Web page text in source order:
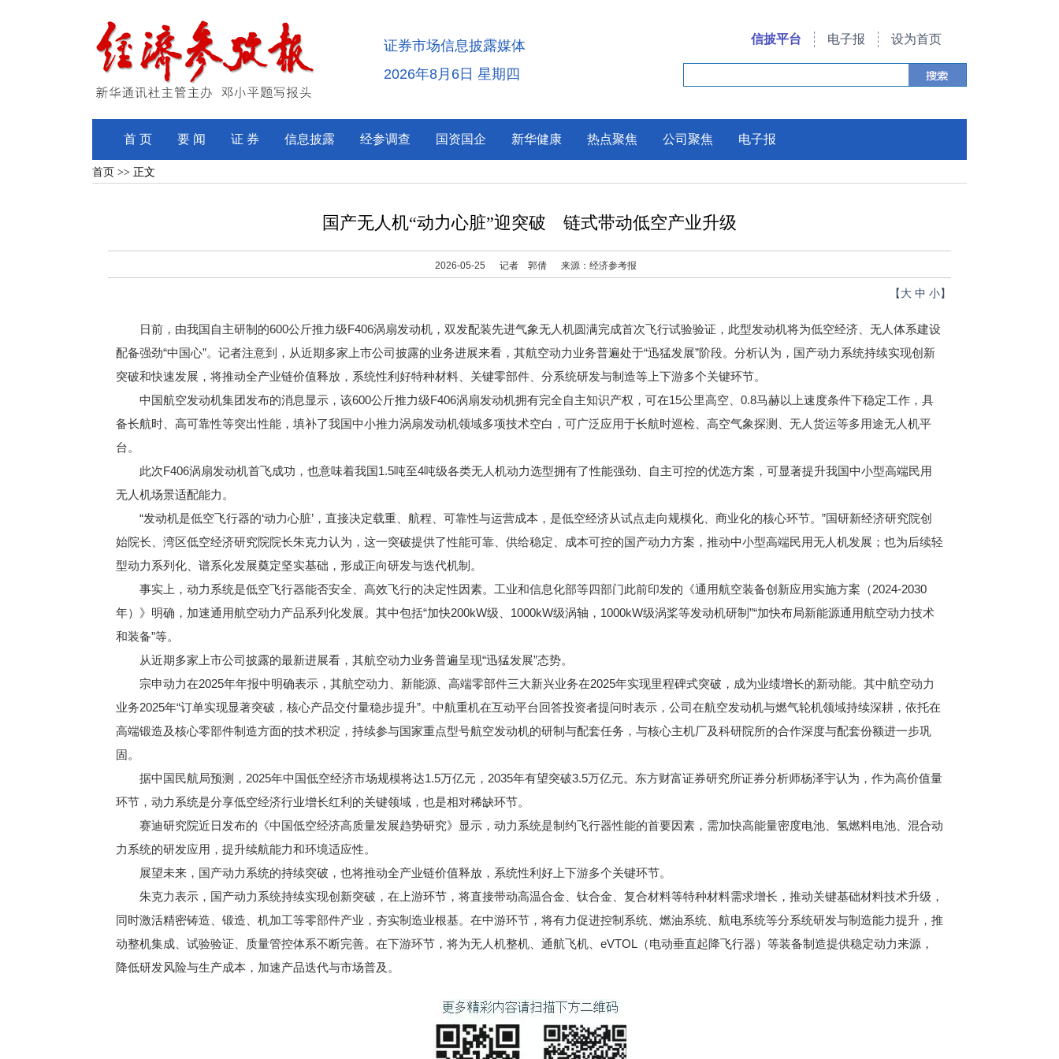
证券市场信息披露媒体
2026年8月6日 星期四
信披平台 电子报 设为首页
首 页 要 闻 证 券 信息披露 经参调查 国资国企 新华健康 热点聚焦 公司聚焦 电子报
首页 >> 正文
国产无人机“动力心脏”迎突破 链式带动低空产业升级
2026-05-25 记者 郭倩 来源：经济参考报
【 大 中 小】
日前，由我国自主研制的600公斤推力级F406涡扇发动机，双发配装先进气象无人机圆满完成首次飞行试验验证，此型发动机将为低空经济、无人体系建设
配备强劲“中国心”。记者注意到，从近期多家上市公司披露的业务进展来看，其航空动力业务普遍处于“迅猛发展”阶段。分析认为，国产动力系统持续实现创新
突破和快速发展，将推动全产业链价值释放，系统性利好特种材料、关键零部件、分系统研发与制造等上下游多个关键环节。
中国航空发动机集团发布的消息显示，该600公斤推力级F406涡扇发动机拥有完全自主知识产权，可在15公里高空、0.8马赫以上速度条件下稳定工作，具
备长航时、高可靠性等突出性能，填补了我国中小推力涡扇发动机领域多项技术空白，可广泛应用于长航时巡检、高空气象探测、无人货运等多用途无人机平
台。
此次F406涡扇发动机首飞成功，也意味着我国1.5吨至4吨级各类无人机动力选型拥有了性能强劲、自主可控的优选方案，可显著提升我国中小型高端民用
无人机场景适配能力。
“发动机是低空飞行器的‘动力心脏’，直接决定载重、航程、可靠性与运营成本，是低空经济从试点走向规模化、商业化的核心环节。”国研新经济研究院创
始院长、湾区低空经济研究院院长朱克力认为，这一突破提供了性能可靠、供给稳定、成本可控的国产动力方案，推动中小型高端民用无人机发展；也为后续轻
型动力系列化、谱系化发展奠定坚实基础，形成正向研发与迭代机制。
事实上，动力系统是低空飞行器能否安全、高效飞行的决定性因素。工业和信息化部等四部门此前印发的《通用航空装备创新应用实施方案（2024-2030
年）》明确，加速通用航空动力产品系列化发展。其中包括“加快200kW级、1000kW级涡轴，1000kW级涡桨等发动机研制”“加快布局新能源通用航空动力技术
和装备”等。
从近期多家上市公司披露的最新进展看，其航空动力业务普遍呈现“迅猛发展”态势。
宗申动力在2025年年报中明确表示，其航空动力、新能源、高端零部件三大新兴业务在2025年实现里程碑式突破，成为业绩增长的新动能。其中航空动力
业务2025年“订单实现显著突破，核心产品交付量稳步提升”。中航重机在互动平台回答投资者提问时表示，公司在航空发动机与燃气轮机领域持续深耕，依托在
高端锻造及核心零部件制造方面的技术积淀，持续参与国家重点型号航空发动机的研制与配套任务，与核心主机厂及科研院所的合作深度与配套份额进一步巩
固。
据中国民航局预测，2025年中国低空经济市场规模将达1.5万亿元，2035年有望突破3.5万亿元。东方财富证券研究所证券分析师杨泽宇认为，作为高价值量
环节，动力系统是分享低空经济行业增长红利的关键领域，也是相对稀缺环节。
赛迪研究院近日发布的《中国低空经济高质量发展趋势研究》显示，动力系统是制约飞行器性能的首要因素，需加快高能量密度电池、氢燃料电池、混合动
力系统的研发应用，提升续航能力和环境适应性。
展望未来，国产动力系统的持续突破，也将推动全产业链价值释放，系统性利好上下游多个关键环节。
朱克力表示，国产动力系统持续实现创新突破，在上游环节，将直接带动高温合金、钛合金、复合材料等特种材料需求增长，推动关键基础材料技术升级，
同时激活精密铸造、锻造、机加工等零部件产业，夯实制造业根基。在中游环节，将有力促进控制系统、燃油系统、航电系统等分系统研发与制造能力提升，推
动整机集成、试验验证、质量管控体系不断完善。在下游环节，将为无人机整机、通航飞机、eVTOL（电动垂直起降飞行器）等装备制造提供稳定动力来源，
降低研发风险与生产成本，加速产品迭代与市场普及。